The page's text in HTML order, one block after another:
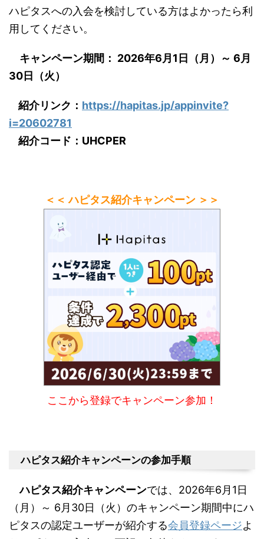
ハピタスへの入会を検討している方はよかったら利
用してください。
キャンペーン期間： 2026年6月1日（月）～ 6月
30日（火）
紹介リンク： https://hapitas.jp/appinvite?
i=20602781
紹介コード：UHCPER
＜＜ ハピタス紹介キャンペーン ＞＞
ここから登録でキャンペーン参加！
ハピタス紹介キャンペーンの参加手順
ハピタス紹介キャンペーンでは、2026年6月1日
（月）～ 6月30日（火）のキャンペーン期間中にハ
ピタスの認定ユーザーが紹介する会員登録ページよ